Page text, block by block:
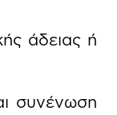
άδειας ή
συνένωση